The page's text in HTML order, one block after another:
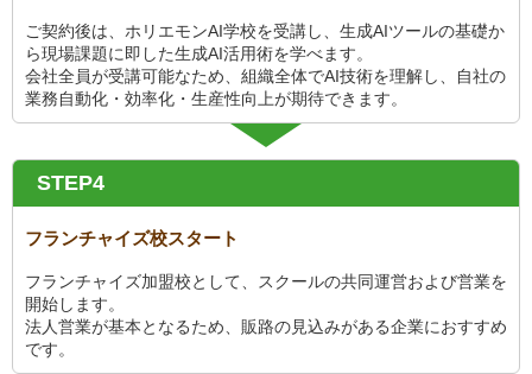
ご契約後は、ホリエモンAI学校を受講し、生成AIツールの基礎か
ら現場課題に即した生成AI活用術を学べます。
会社全員が受講可能なため、組織全体でAI技術を理解し、自社の
業務自動化・効率化・生産性向上が期待できます。
STEP4
フランチャイズ校スタート
フランチャイズ加盟校として、スクールの共同運営および営業を
開始します。
法人営業が基本となるため、販路の見込みがある企業におすすめ
です。